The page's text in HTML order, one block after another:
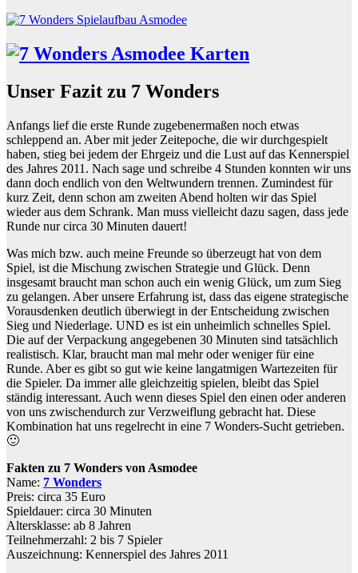
Unser Fazit zu 7 Wonders
Anfangs lief die erste Runde zugebenermaßen noch etwas
schleppend an. Aber mit jeder Zeitepoche, die wir durchgespielt
haben, stieg bei jedem der Ehrgeiz und die Lust auf das Kennerspiel
des Jahres 2011. Nach sage und schreibe 4 Stunden konnten wir uns
dann doch endlich von den Weltwundern trennen. Zumindest für
kurz Zeit, denn schon am zweiten Abend holten wir das Spiel
wieder aus dem Schrank. Man muss vielleicht dazu sagen, dass jede
Runde nur circa 30 Minuten dauert!
Was mich bzw. auch meine Freunde so überzeugt hat von dem
Spiel, ist die Mischung zwischen Strategie und Glück. Denn
insgesamt braucht man schon auch ein wenig Glück, um zum Sieg
zu gelangen. Aber unsere Erfahrung ist, dass das eigene strategische
Vorausdenken deutlich überwiegt in der Entscheidung zwischen
Sieg und Niederlage. UND es ist ein unheimlich schnelles Spiel.
Die auf der Verpackung angegebenen 30 Minuten sind tatsächlich
realistisch. Klar, braucht man mal mehr oder weniger für eine
Runde. Aber es gibt so gut wie keine langatmigen Wartezeiten für
die Spieler. Da immer alle gleichzeitig spielen, bleibt das Spiel
ständig interessant. Auch wenn dieses Spiel den einen oder anderen
von uns zwischendurch zur Verzweiflung gebracht hat. Diese
Kombination hat uns regelrecht in eine 7 Wonders-Sucht getrieben.
🙂
Fakten zu 7 Wonders von Asmodee
Name: 7 Wonders
Preis: circa 35 Euro
Spieldauer: circa 30 Minuten
Altersklasse: ab 8 Jahren
Teilnehmerzahl: 2 bis 7 Spieler
Auszeichnung: Kennerspiel des Jahres 2011